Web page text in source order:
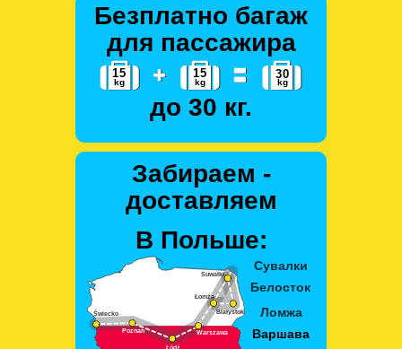
Безплатно багаж
для пассажира
до 30 кг.
Забираем -
доставляем
В Польше: